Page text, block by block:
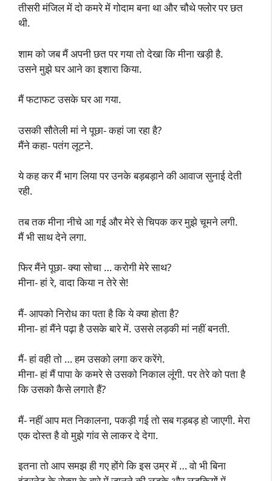
तीसरी मंजिल में दो कमरे में गोदाम बना था और चौथे फ्लोर पर छत
थी.
शाम को जब मैं अपनी छत पर गया तो देखा कि मीना खड़ी है.
उसने मुझे घर आने का इशारा किया.
मैं फटाफट उसके घर आ गया.
उसकी सौतेली मां ने पूछा- कहां जा रहा है?
मैंने कहा- पतंग लूटने.
ये कह कर मैं भाग लिया पर उनके बड़बड़ाने की आवाज सुनाई देती
रही.
तब तक मीना नीचे आ गई और मेरे से चिपक कर मुझे चूमने लगी.
मैं भी साथ देने लगा.
फिर मैंने पूछा- क्या सोचा … करोगी मेरे साथ?
मीना- हां रे, वादा किया न तेरे से!
मैं- आपको निरोध का पता है कि ये क्या होता है?
मीना- हां मैंने पढ़ा है उसके बारे में. उससे लड़की मां नहीं बनती.
मैं- हां वही तो … हम उसको लगा कर करेंगे.
मीना- हां मैं पापा के कमरे से उसको निकाल लूंगी. पर तेरे को पता है
कि उसको कैसे लगाते हैं?
मैं- नहीं आप मत निकालना, पकड़ी गई तो सब गड़बड़ हो जाएगी. मेरा
एक दोस्त है वो मुझे गांव से लाकर दे देगा.
इतना तो आप समझ ही गए होंगे कि इस उम्र में … वो भी बिना